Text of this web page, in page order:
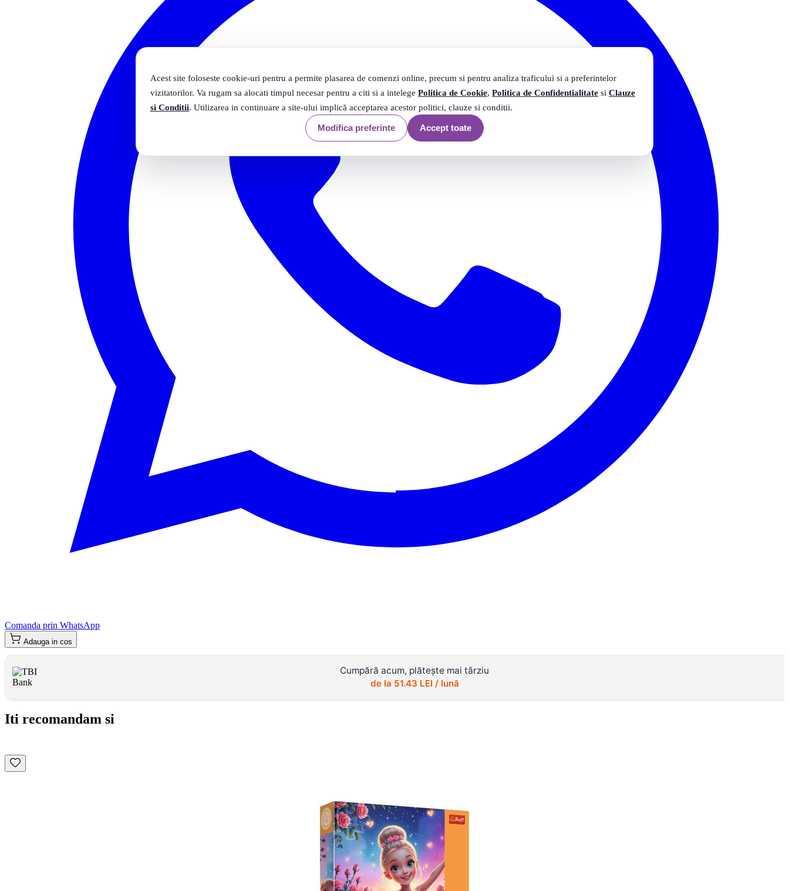
Acest site foloseste cookie-uri pentru a permite plasarea de comenzi online, precum si pentru analiza traficului si a preferintelor
vizitatorilor. Va rugam sa alocati timpul necesar pentru a citi si a intelege Politica de Cookie, Politica de Confidentialitate si Clauze
si Conditii. Utilizarea in continuare a site-ului implică acceptarea acestor politici, clauze si conditii.
Modifica preferinte Accept toate
Comanda prin WhatsApp
Adauga in cos
Cumpără acum, plătește mai târziu
de la 51.43 LEI / lună
Iti recomandam si